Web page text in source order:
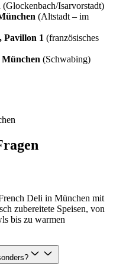
(Glockenbach/Isarvorstadt)
(Altstadt – im
1 (französisches
München (Schwabing)
Deli in München mit
zubereitete Speisen, von
bis zu warmen